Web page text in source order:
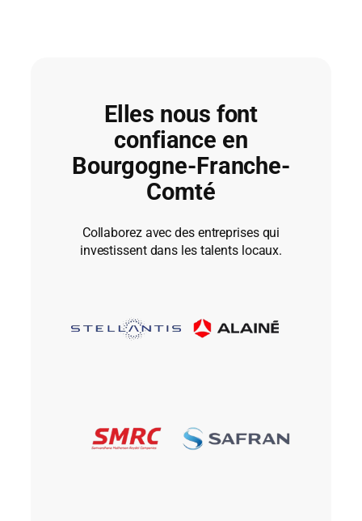
Elles nous font
confiance en
Bourgogne-Franche-
Comté
Collaborez avec des entreprises qui
investissent dans les talents locaux.